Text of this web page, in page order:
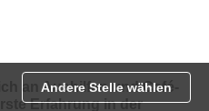
an Aushilfen und Café-
Erfahrung in der
Andere Stelle wählen